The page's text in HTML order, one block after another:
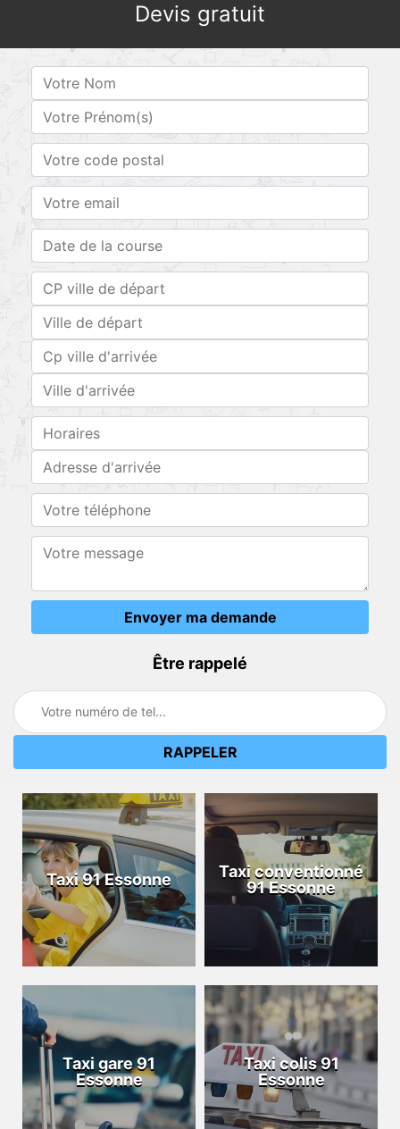
Devis gratuit
Être rappelé
Taxi 91 Essonne
Taxi conventionné
91 Essonne
Taxi gare 91
Essonne
Taxi colis 91
Essonne